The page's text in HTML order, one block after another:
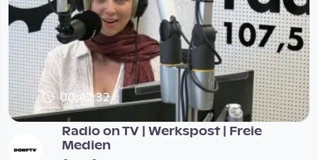
00:42:32
Radio on TV | Werkspost | Freie
Medien